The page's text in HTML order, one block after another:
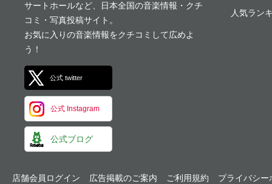
サートホールなど、日本全国の音楽情報・クチ
コミ・写真投稿サイト。
お気に入りの音楽情報をクチコミして広めよ
う！
公式 twitter
公式 Instagram
公式ブログ
人気ラン
店舗会員ログイン 広告掲載のご案内 ご利用規約 プライバシー